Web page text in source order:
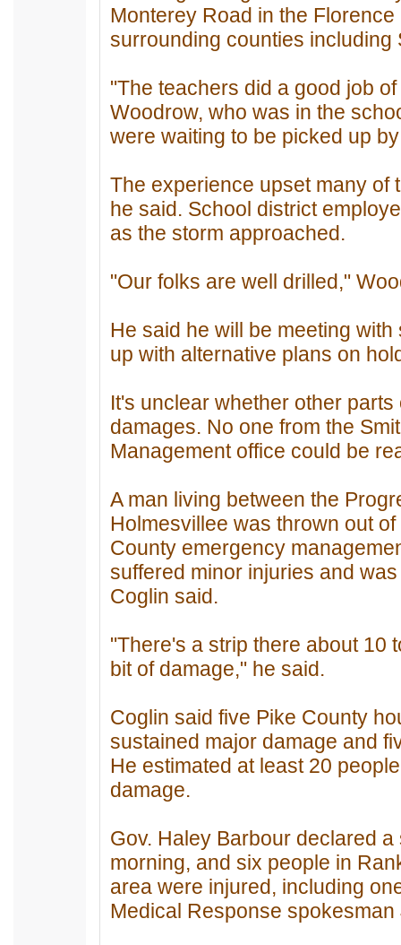
Monterey Road in the
surrounding counties including
"The teachers did a good job
Woodrow, who was in the
were waiting to be picked up
The experience upset many of
he said. School district
as the storm approached.
"Our folks are well drilled,"
He said he will be meeting
up with alternative plans on
It's unclear whether other
damages. No one from the
Management office could be
A man living between the
Holmesvillee was thrown out
County emergency
suffered minor injuries and
Coglin said.
"There's a strip there about 10
bit of damage," he said.
Coglin said five Pike County
sustained major damage and
He estimated at least 20
damage.
Gov. Haley Barbour declared
morning, and six people in
area were injured, including
Medical Response spokesman